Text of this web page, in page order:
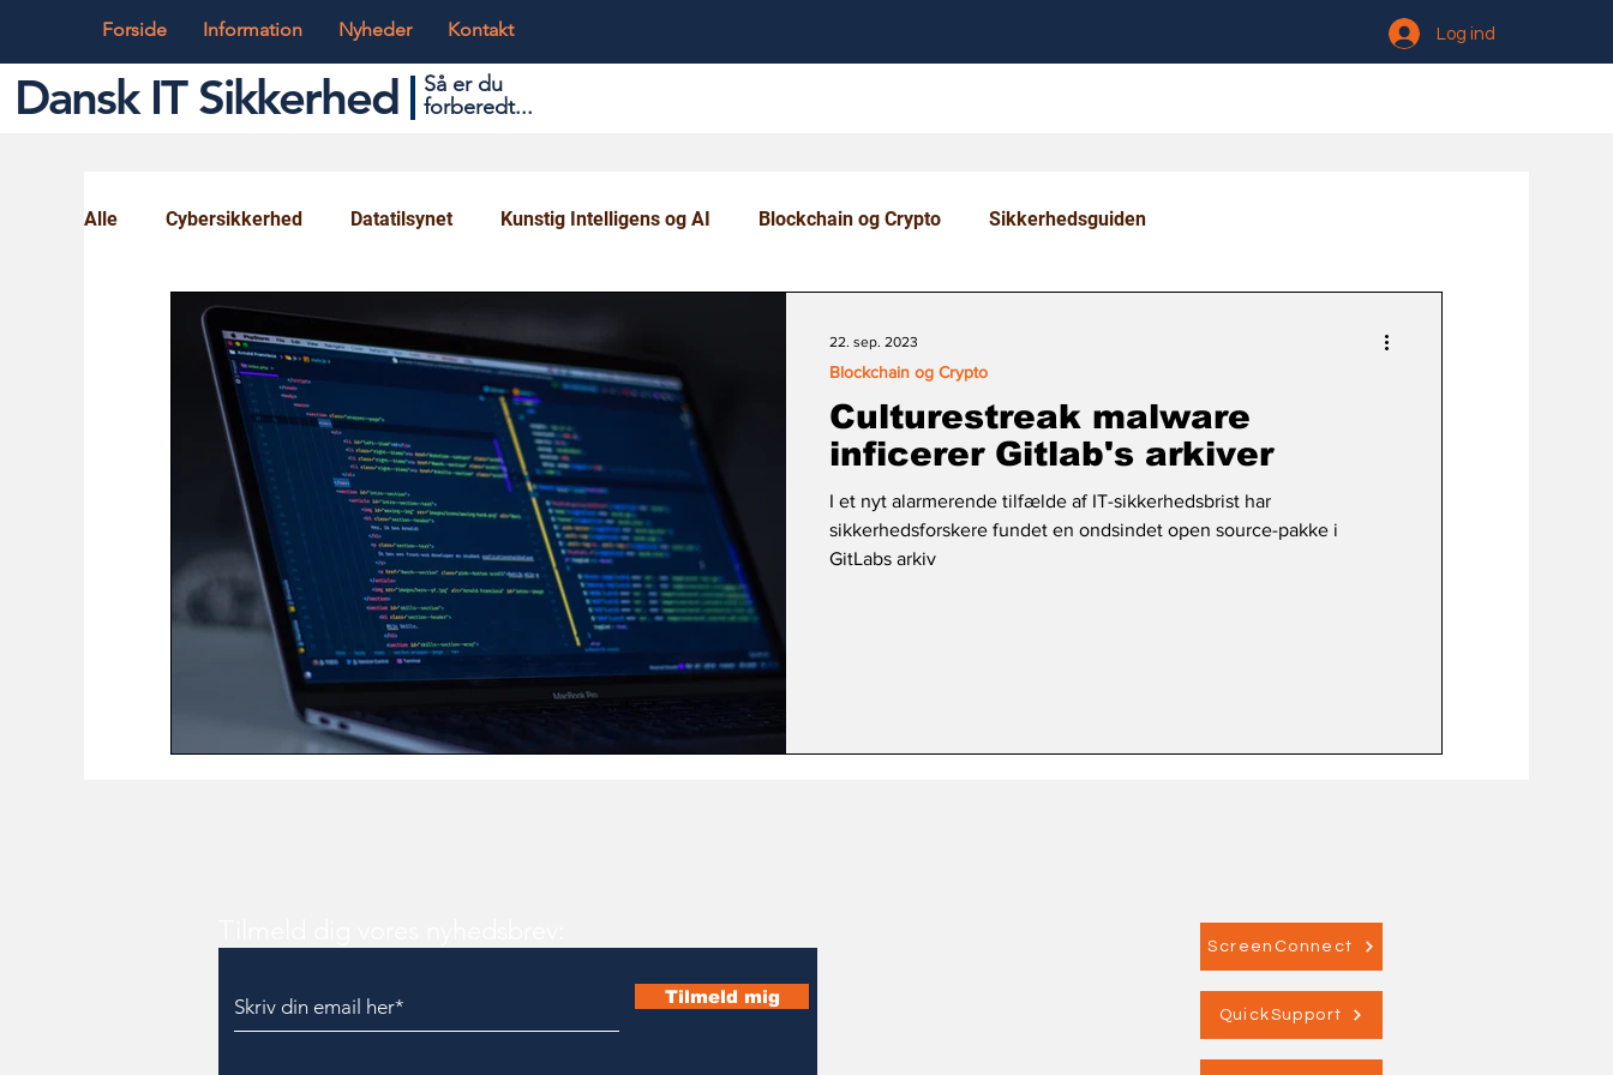
Forside Information Nyheder Kontakt Log ind
Dansk IT Sikkerhed
Så er du
forberedt...
Alle Cybersikkerhed Datatilsynet Kunstig Intelligens og AI Blockchain og Crypto Sikkerhedsguiden
Globalt og Digitalt IT og Teknik
Culturestreak malware
inficerer Gitlab's arkiver
I et nyt alarmerende tilfælde af IT-sikkerhedsbrist har
sikkerhedsforskere fundet en ondsindet open source-pakke i
GitLabs arkiv
Blockchain og Crypto
22. sep. 2023
Tilmeld mig
ScreenConnect
QuickSupport